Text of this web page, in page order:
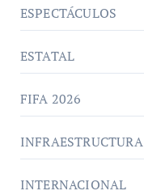
ESPECTÁCULOS
ESTATAL
FIFA 2026
INFRAESTRUCTURA
INTERNACIONAL